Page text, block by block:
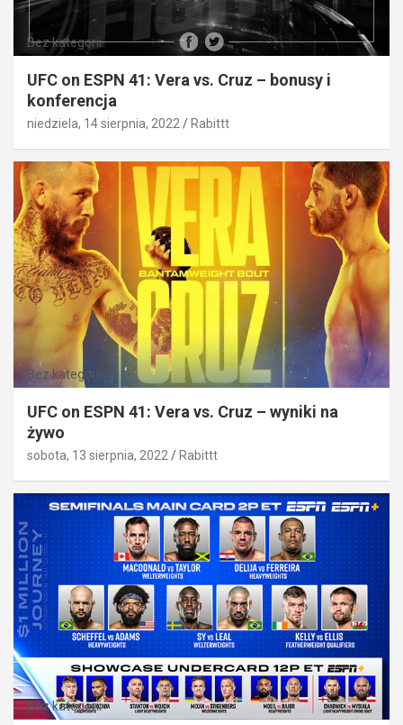
Bez kategorii
UFC on ESPN 41: Vera vs. Cruz – bonusy i
konferencja
niedziela, 14 sierpnia, 2022 Rabittt
Bez kategorii
UFC on ESPN 41: Vera vs. Cruz – wyniki na
żywo
sobota, 13 sierpnia, 2022 Rabittt
Bez kategorii